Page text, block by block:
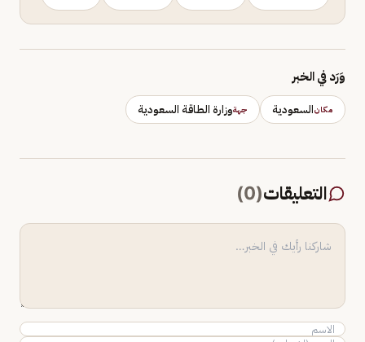
وَرَد في الخبر
مكانالسعودية جهةوزارة الطاقة السعودية
التعليقات(
0
)